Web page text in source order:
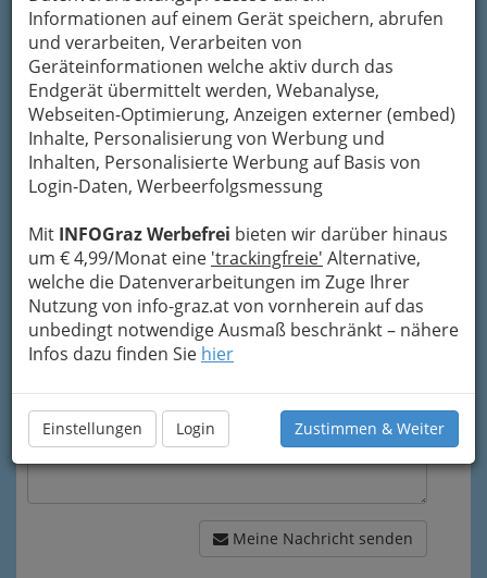
Informationen auf einem Gerät speichern, abrufen
und verarbeiten, Verarbeiten von
Geräteinformationen welche aktiv durch das
Endgerät übermittelt werden, Webanalyse,
Webseiten-Optimierung, Anzeigen externer (embed)
Inhalte, Personalisierung von Werbung und
Inhalten, Personalisierte Werbung auf Basis von
Login-Daten, Werbeerfolgsmessung
Mit INFOGraz Werbefrei bieten wir darüber hinaus
um € 4,99/Monat eine 'trackingfreie' Alternative,
welche die Datenverarbeitungen im Zuge Ihrer
Nutzung von info-graz.at von vornherein auf das
unbedingt notwendige Ausmaß beschränkt – nähere
Infos dazu finden Sie hier
Einstellungen Login Zustimmen & Weiter
Mein Name
Meine Email Adresse
Mein Betreff
Meine Nachricht
Meine Nachricht senden